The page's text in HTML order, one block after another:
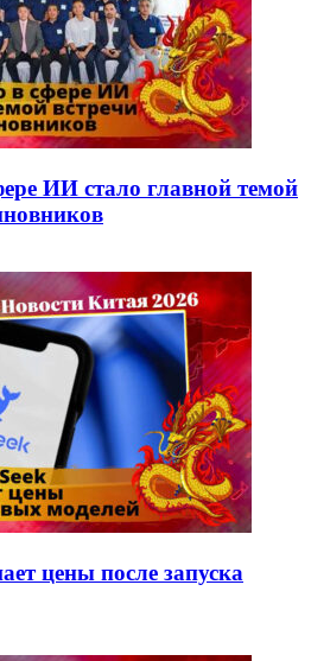
ИИ стало главной темой
цены после запуска